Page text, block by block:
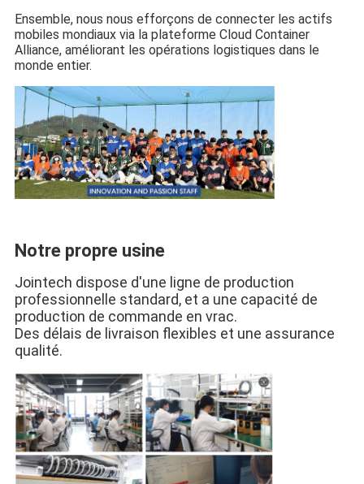
Ensemble, nous nous efforçons de connecter les actifs
mobiles mondiaux via la plateforme Cloud Container
Alliance, améliorant les opérations logistiques dans le
monde entier.
Notre propre usine
Jointech dispose d'une ligne de production
professionnelle standard, et a une capacité de
production de commande en vrac.
Des délais de livraison flexibles et une assurance
qualité.